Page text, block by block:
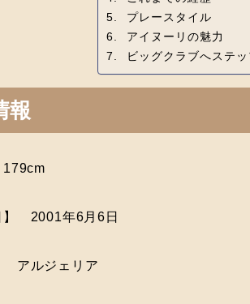
プレースタイル
アイヌーリの魅力
ビッグクラブへステ
報
】 2001年6月6日
アルジェリア